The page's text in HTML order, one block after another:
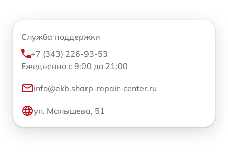
Служба поддержки
+7 (343) 226-93-53
Ежедневно с 9:00 до 21:00
info@ekb.sharp-repair-center.ru
ул. Малышева, 51